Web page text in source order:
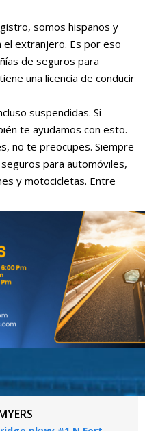
somos hispanos y
extranjero. Es por eso
de seguros para
una licencia de conducir
suspendidas. Si
te ayudamos con esto.
no te preocupes. Siempre
para automóviles,
y motocicletas. Entre